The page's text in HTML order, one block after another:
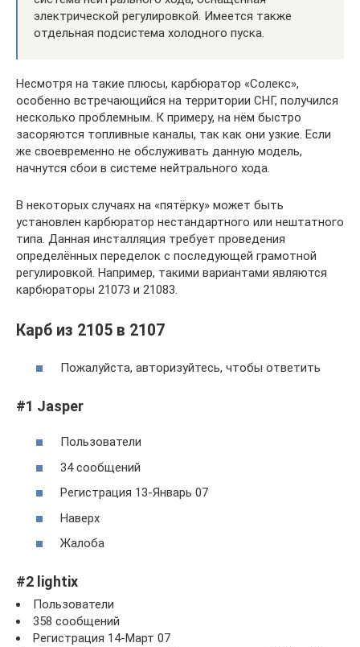
электрической регулировкой. Имеется также
отдельная подсистема холодного пуска.
Несмотря на такие плюсы, карбюратор «Солекс»,
особенно встречающийся на территории СНГ, получился
несколько проблемным. К примеру, на нём быстро
засоряются топливные каналы, так как они узкие. Если
же своевременно не обслуживать данную модель,
начнутся сбои в системе нейтрального хода.
В некоторых случаях на «пятёрку» может быть
установлен карбюратор нестандартного или нештатного
типа. Данная инсталляция требует проведения
определённых переделок с последующей грамотной
регулировкой. Например, такими вариантами являются
карбюраторы 21073 и 21083.
Карб из 2105 в 2107
Пожалуйста, авторизуйтесь, чтобы ответить
#1 Jasper
Пользователи
34 сообщений
Регистрация 13-Январь 07
Наверх
Жалоба
#2 lightix
Пользователи
358 сообщений
Регистрация 14-Март 07